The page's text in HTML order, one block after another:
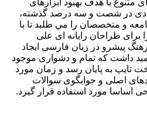
در شصت و سه درصد گذشته،
و متخصصان را مي طلبد تا با
برای طراحان رايانه ای علی
پيشرو در زبان فارسی ايجاد
داشت که تمام و دشواری موجود
تايپ به پايان رسد و زمان مورد
اصلی و جوابگوی سوالات
اساسا مورد استفاده قرار گيرد.